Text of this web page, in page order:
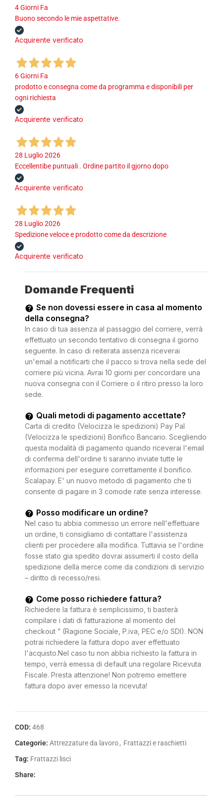
4 Giorni Fa
Buono secondo le mie aspettative.
Acquirente verificato
6 Giorni Fa
prodotto e consegna come da programma e disponibili per
ogni richiesta
Acquirente verificato
28 Luglio 2026
Eccellentibe puntuali . Ordine partito il gjorno dopo
Acquirente verificato
28 Luglio 2026
Spedizione veloce e prodotto come da descrizione
Acquirente verificato
Domande Frequenti
Se non dovessi essere in casa al momento
della consegna?
In caso di tua assenza al passaggio del corriere, verrà
effettuato un secondo tentativo di consegna il giorno
seguente. In caso di reiterata assenza riceverai
un'email a notificarti che il pacco si trova nella sede del
corriere più vicina. Avrai 10 giorni per concordare una
nuova consegna con il Corriere o il ritiro presso la loro
sede.
Quali metodi di pagamento accettate?
Carta di credito (Velocizza le spedizioni) Pay Pal
(Velocizza le spedizioni) Bonifico Bancario. Scegliendo
questa modalità di pagamento quando riceverai l'email
di conferma dell'ordine ti saranno inviate tutte le
informazioni per eseguire correttamente il bonifico.
Scalapay. E' un nuovo metodo di pagamento che ti
consente di pagare in 3 comode rate senza interesse.
Posso modificare un ordine?
Nel caso tu abbia commesso un errore nell'effettuare
un ordine, ti consigliamo di contattare l'assistenza
clienti per procedere alla modifica. Tuttavia se l'ordine
fosse stato gia spedito dovrai assumerti il costo della
spedizione della merce come da condizioni di servizio
– diritto di recesso/resi.
Come posso richiedere fattura?
Richiedere la fattura è semplicissimo, ti basterà
compilare i dati di fatturazione al momento del
checkout ” (Ragione Sociale, P.iva, PEC e/o SDI). NON
potrai richiedere la fattura dopo aver effettuato
l'acquisto.Nel caso tu non abbia richiesto la fattura in
tempo, verrà emessa di default una regolare Ricevuta
Fiscale. Presta attenzione! Non potremo emettere
fattura dopo aver emesso la ricevuta!
COD: 468
Categorie: Attrezzature da lavoro, Frattazzi e raschietti
Tag: Frattazzi lisci
Share: